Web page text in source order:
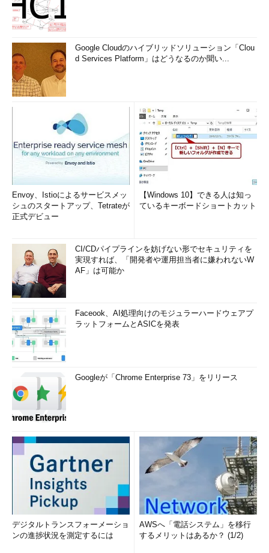
りながらの「原因追求」を行う中で、岡島氏はこれら「3つの容
疑」の背景には、以下のような心理がPOとしての自分にあった
「ピボット遅れ」については「人件費に多く予算を割かなけれ
ば、稼働が埋まらない」。「優先度の取り違え」については「目
の前にいるお客さまの満足度を重視したい。なぜならそこからの
ヒマワリだから」。そして「複数のゴール」については「組織全
体のためになるゴールを決められた期間と予算で達成する。それ
が仕事だから」。
こうした心理に気付くに当たって、岡島氏は自らの奥底にあっ
たメンタルモデルが、20年以上にわたる受託ビジネスのキャリア
の中で培われた「受託脳」であったことを自覚したとする。
発達した受託開発のプロであったが故に失敗したというのは、否
定できない事実だと思う」
の文化として根付いていたことが、無意識的に危うい計画を通し
いった状況を生んだ可能性があることを指摘した。
「行動パターンの奥底にあるメンタルモデルは強固で、本人も
気が付かないことが多く、組織にも拡散する。過去の成功体験
は、必ずしも新しい成功を呼ばないことは、自分でも理解してい
るつもりだったが、今回は抜け出すことができなかった」
失敗から学び成長するための6項目
Google Cloudのハイブリッドソリューション「Clou
d Services Platform」はどうなるのか聞い...
Envoy、Istioによるサービスメッ
シュのスタートアップ、Tetrateが
正式デビュー
【Windows 10】できる人は知っ
ているキーボードショートカット
CI/CDパイプラインを妨げない形でセキュリティを
実現すれば、「開発者や運用担当者に嫌われないW
AF」は可能か
Faceook、AI処理向けのモジュラーハードウェアプ
ラットフォームとASICを発表
Googleが「Chrome Enterprise 73」をリリース
デジタルトランスフォーメーショ
ンの進捗状況を測定するには
AWSへ「電話システム」を移行
するメリットはあるか？ (1/2)